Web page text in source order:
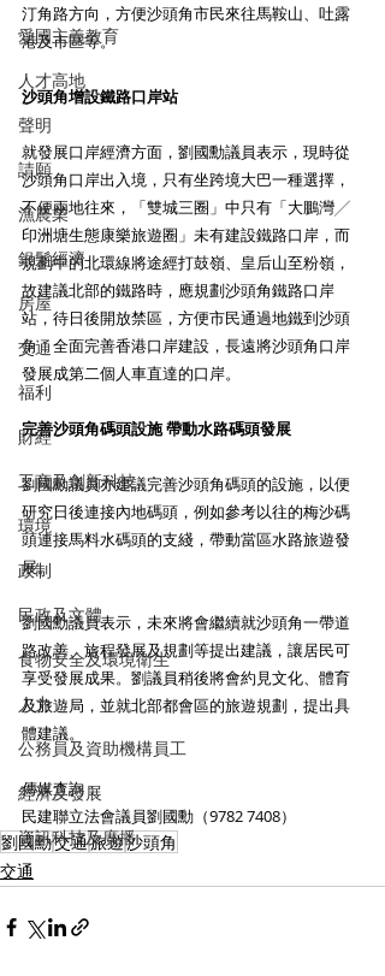
愛國主義教育
人才高地
聲明
請願
漁農業
銀髮經濟
房屋
交通
福利
財經
工商及創新科技
環境
政制
民政及文體
食物安全及環境衛生
人力
公務員及資助機構員工
經濟及發展
資訊科技及廣播
汀角路方向，方便沙頭角市民來往馬鞍山、吐露
港及市區等。
沙頭角增設鐵路口岸站
就發展口岸經濟方面，劉國勳議員表示，現時從
沙頭角口岸出入境，只有坐跨境大巴一種選擇，
不便兩地往來，「雙城三圈」中只有「大鵬灣╱
印洲塘生態康樂旅遊圈」未有建設鐵路口岸，而
規劃中的北環線將途經打鼓嶺、皇后山至粉嶺，
故建議北部的鐵路時，應規劃沙頭角鐵路口岸
站，待日後開放禁區，方便市民通過地鐵到沙頭
角，全面完善香港口岸建設，長遠將沙頭角口岸
發展成第二個人車直達的口岸。
完善沙頭角碼頭設施 帶動水路碼頭發展
劉國勳議員亦建議完善沙頭角碼頭的設施，以便
研究日後連接內地碼頭，例如參考以往的梅沙碼
頭連接馬料水碼頭的支綫，帶動當區水路旅遊發
展。
劉國勳議員表示，未來將會繼續就沙頭角一帶道
路改善、旅程發展及規劃等提出建議，讓居民可
享受發展成果。劉議員稍後將會約見文化、體育
及旅遊局，並就北部都會區的旅遊規劃，提出具
體建議。
傳媒查詢：
民建聯立法會議員劉國勳（9782 7408）
劉國勳交通旅遊沙頭角
交通